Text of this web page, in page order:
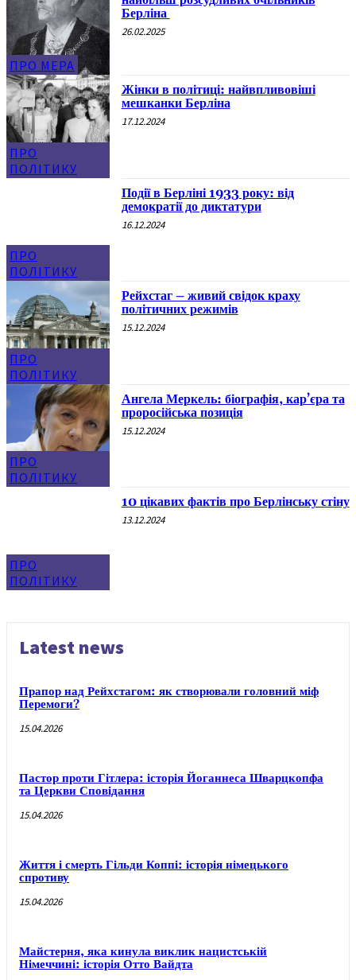
ПРО МЕРА
Берліна
26.02.2025
ПРО
ПОЛІТИКУ
Жінки в політиці: найвпливовіші
мешканки Берліна
17.12.2024
ПРО
ПОЛІТИКУ
Події в Берліні 1933 року: від
демократії до диктатури
16.12.2024
ПРО
ПОЛІТИКУ
Рейхстаг – живий свідок краху
політичних режимів
15.12.2024
ПРО
ПОЛІТИКУ
Ангела Меркель: біографія, кар’єра та
проросійська позиція
15.12.2024
ПРО
ПОЛІТИКУ
10 цікавих фактів про Берлінську стіну
13.12.2024
Latest news
Прапор над Рейхстагом: як створювали головний міф
Перемоги?
15.04.2026
Пастор проти Гітлера: історія Йоганнеса Шварцкопфа
та Церкви Сповідання
15.04.2026
Життя і смерть Гільди Коппі: історія німецького
спротиву
15.04.2026
Майстерня, яка кинула виклик нацистській
Німеччині: історія Отто Вайдта